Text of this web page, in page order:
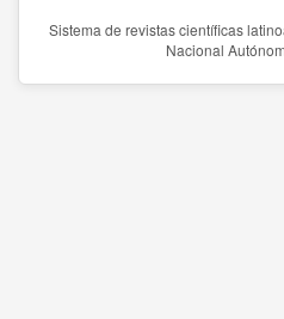
Sistema de revistas científicas
Nacional